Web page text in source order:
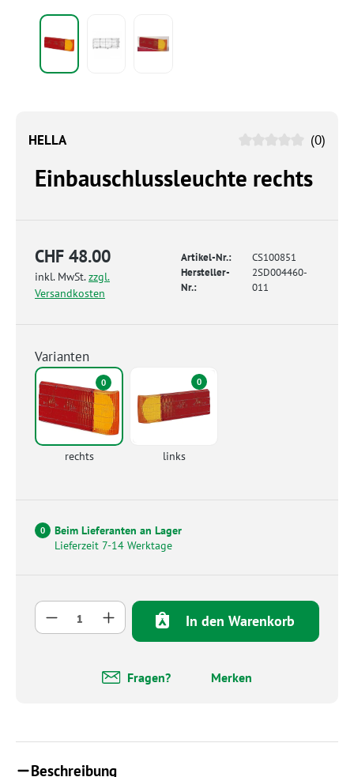
HELLA (0)
Einbauschlussleuchte rechts
CHF 48.00
inkl. MwSt.zzgl.
Versandkosten
Artikel-Nr.:
CS100851
Hersteller-
Nr.:
2SD004460-
011
Varianten
0
rechts
0
links
0
Beim Lieferanten an Lager
Lieferzeit 7-14 Werktage
Produkt Anzahl: Gib den gewünschten
In den Warenkorb
Fragen? Merken
Beschreibung